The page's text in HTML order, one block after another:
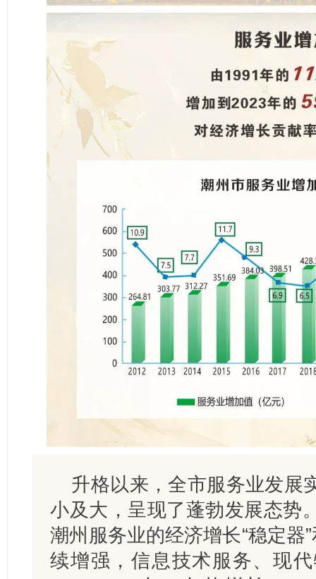
升格以来，全市服务业发展
小及大，呈现了蓬勃发展态势
潮州服务业的经济增长“稳定器
续增强，信息技术服务、现